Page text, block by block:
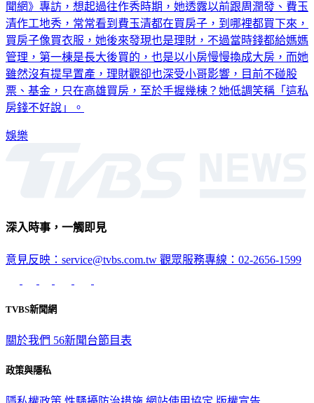
聞網》專訪，想起過往作秀時期，她透露以前跟周潤發、費玉
清作工地秀，常常看到費玉清都在買房子，到哪裡都買下來，
買房子像買衣服，她後來發現也是理財，不過當時錢都給媽媽
管理，第一棟是長大後買的，也是以小房慢慢換成大房，而她
雖然沒有提早置產，理財觀卻也深受小哥影響，目前不碰股
票、基金，只在高雄買房，至於手握幾棟？她低調笑稱「這私
房錢不好說」。
娛樂
深入時事，一觸即見
意見反映：service@tvbs.com.tw 觀眾服務專線：02-2656-1599
TVBS新聞網
關於我們 56新聞台節目表
政策與隱私